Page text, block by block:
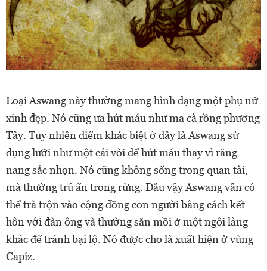
Loại Aswang này thường mang hình dạng một phụ nữ
xinh đẹp. Nó cũng ưa hút máu như ma cà rồng phương
Tây. Tuy nhiên điểm khác biệt ở đây là Aswang sử
dụng lưỡi như một cái vòi để hút máu thay vì răng
nang sắc nhọn. Nó cũng không sống trong quan tài,
mà thường trú ẩn trong rừng. Dẫu vậy Aswang vẫn có
thể trà trộn vào cộng đồng con người bằng cách kết
hôn với đàn ông và thường săn mồi ở một ngôi làng
khác để tránh bại lộ. Nó được cho là xuất hiện ở vùng
Capiz.